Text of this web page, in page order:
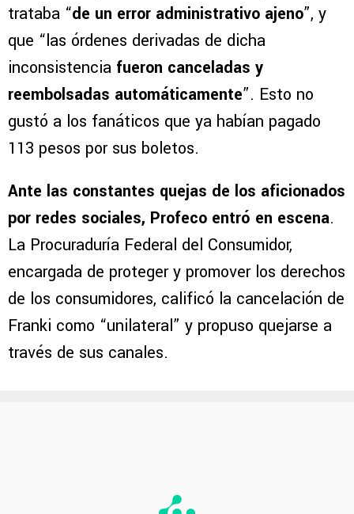
trataba “de un error administrativo ajeno”, y
que “las órdenes derivadas de dicha
inconsistencia fueron canceladas y
reembolsadas automáticamente”. Esto no
gustó a los fanáticos que ya habían pagado
113 pesos por sus boletos.
Ante las constantes quejas de los aficionados
por redes sociales, Profeco entró en escena.
La Procuraduría Federal del Consumidor,
encargada de proteger y promover los derechos
de los consumidores, calificó la cancelación de
Franki como “unilateral” y propuso quejarse a
través de sus canales.